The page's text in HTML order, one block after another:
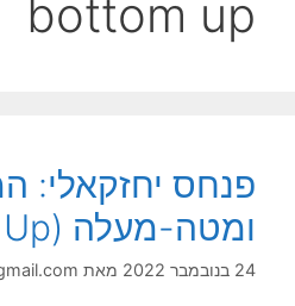
bottom up
ומטה-מעלה (Bottom Up) באתר ייצור ידע
24 בנובמבר 2022 מאת